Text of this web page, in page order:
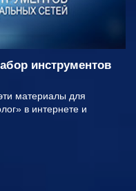
инструментов
материалы для
в интернете и